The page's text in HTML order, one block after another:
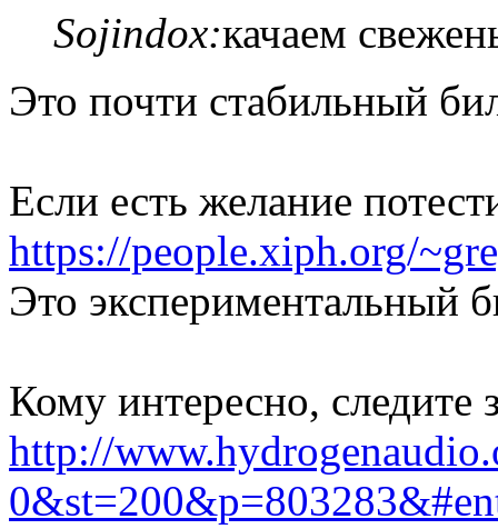
Sojindox:качаем
Это почти стабильный
Если есть желание
https://people.xiph.org/
Это экспериментальный
Кому интересно, следите
http://